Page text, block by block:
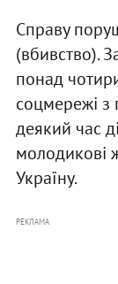
Справу
(вбивство).
понад
соцмережі з
деякий час
молодикові
Україну.
РЕКЛАМА